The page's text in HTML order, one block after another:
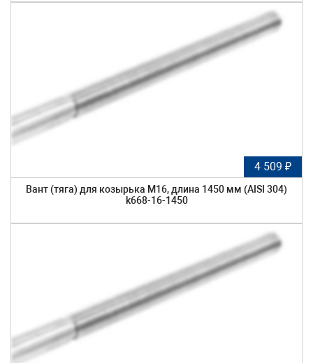
4 509 ₽
Вант (тяга) для козырька М16, длина 1450 мм (AISI 304)
k668-16-1450